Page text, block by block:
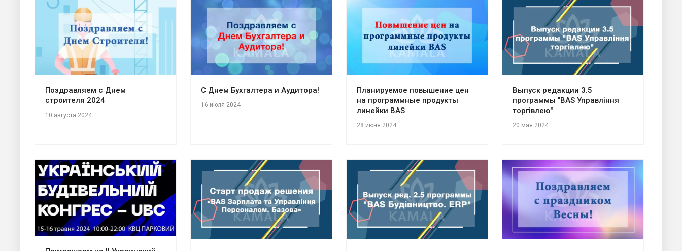
Поздравляем с Днем
строителя 2024
10 августа 2024
С Днем Бухгалтера и Аудитора!
16 июля 2024
Планируемое повышение цен
на программные продукты
линейки BAS
28 июня 2024
Выпуск редакции 3.5
программы "BAS Управління
торгівлею"
20 мая 2024